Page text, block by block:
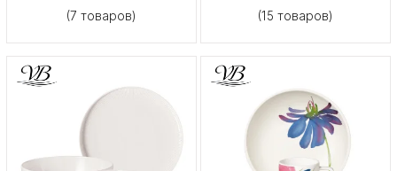
(7 товаров) (15 товаров)